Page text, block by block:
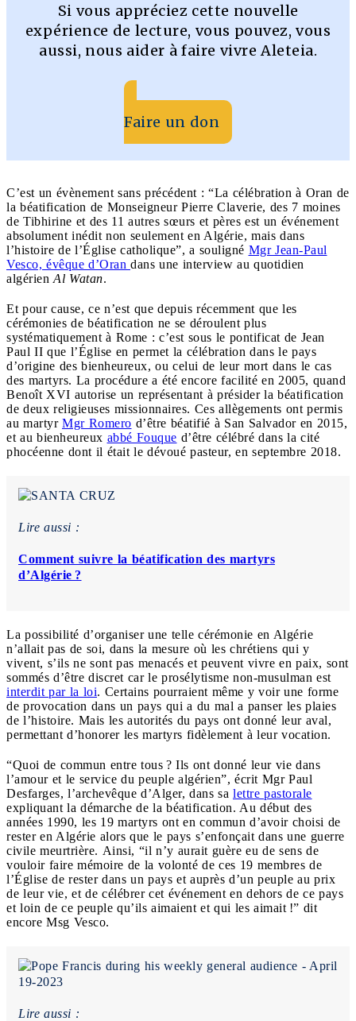
Si vous appréciez cette nouvelle
expérience de lecture, vous pouvez, vous
aussi, nous aider à faire vivre Aleteia.
Faire un don
C’est un évènement sans précédent : “La célébration à Oran de
la béatification de Monseigneur Pierre Claverie, des 7 moines
de Tibhirine et des 11 autres sœurs et pères est un événement
absolument inédit non seulement en Algérie, mais dans
l’histoire de l’Église catholique”, a souligné Mgr Jean-Paul
Vesco, évêque d’Oran dans une interview au quotidien
algérien Al Watan.
Et pour cause, ce n’est que depuis récemment que les
cérémonies de béatification ne se déroulent plus
systématiquement à Rome : c’est sous le pontificat de Jean
Paul II que l’Église en permet la célébration dans le pays
d’origine des bienheureux, ou celui de leur mort dans le cas
des martyrs. La procédure a été encore facilité en 2005, quand
Benoît XVI autorise un représentant à présider la béatification
de deux religieuses missionnaires. Ces allègements ont permis
au martyr Mgr Romero d’être béatifié à San Salvador en 2015,
et au bienheureux abbé Fouque d’être célébré dans la cité
phocéenne dont il était le dévoué pasteur, en septembre 2018.
Lire aussi :
Comment suivre la béatification des martyrs
d’Algérie ?
La possibilité d’organiser une telle cérémonie en Algérie
n’allait pas de soi, dans la mesure où les chrétiens qui y
vivent, s’ils ne sont pas menacés et peuvent vivre en paix, sont
sommés d’être discret car le prosélytisme non-musulman est
interdit par la loi. Certains pourraient même y voir une forme
de provocation dans un pays qui a du mal a panser les plaies
de l’histoire. Mais les autorités du pays ont donné leur aval,
permettant d’honorer les martyrs fidèlement à leur vocation.
“Quoi de commun entre tous ? Ils ont donné leur vie dans
l’amour et le service du peuple algérien”, écrit Mgr Paul
Desfarges, l’archevêque d’Alger, dans sa lettre pastorale
expliquant la démarche de la béatification. Au début des
années 1990, les 19 martyrs ont en commun d’avoir choisi de
rester en Algérie alors que le pays s’enfonçait dans une guerre
civile meurtrière. Ainsi, “il n’y aurait guère eu de sens de
vouloir faire mémoire de la volonté de ces 19 membres de
l’Église de rester dans un pays et auprès d’un peuple au prix
de leur vie, et de célébrer cet événement en dehors de ce pays
et loin de ce peuple qu’ils aimaient et qui les aimait !” dit
encore Msg Vesco.
Lire aussi :